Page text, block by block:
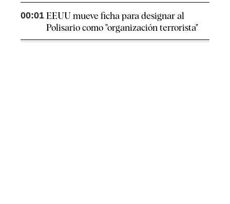
00:01 EEUU mueve ficha para designar al
Polisario como "organización terrorista"